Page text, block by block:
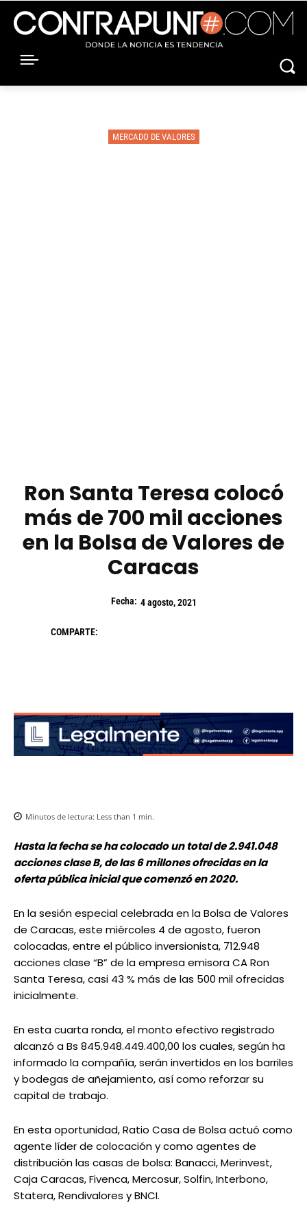
MERCADO DE VALORES
Ron Santa Teresa colocó
más de 700 mil acciones
en la Bolsa de Valores de
Caracas
Fecha: 4 agosto, 2021
COMPARTE:
Minutos de lectura: Less than 1 min.
Hasta la fecha se ha colocado un total de 2.941.048
acciones clase B, de las 6 millones ofrecidas en la
oferta pública inicial que comenzó en 2020.
En la sesión especial celebrada en la Bolsa de Valores
de Caracas, este miércoles 4 de agosto, fueron
colocadas, entre el público inversionista, 712.948
acciones clase “B” de la empresa emisora CA Ron
Santa Teresa, casi 43 % más de las 500 mil ofrecidas
inicialmente.
En esta cuarta ronda, el monto efectivo registrado
alcanzó a Bs 845.948.449.400,00 los cuales, según ha
informado la compañía, serán invertidos en los barriles
y bodegas de añejamiento, así como reforzar su
capital de trabajo.
En esta oportunidad, Ratio Casa de Bolsa actuó como
agente líder de colocación y como agentes de
distribución las casas de bolsa: Banacci, Merinvest,
Caja Caracas, Fivenca, Mercosur, Solfin, Interbono,
Statera, Rendivalores y BNCI.